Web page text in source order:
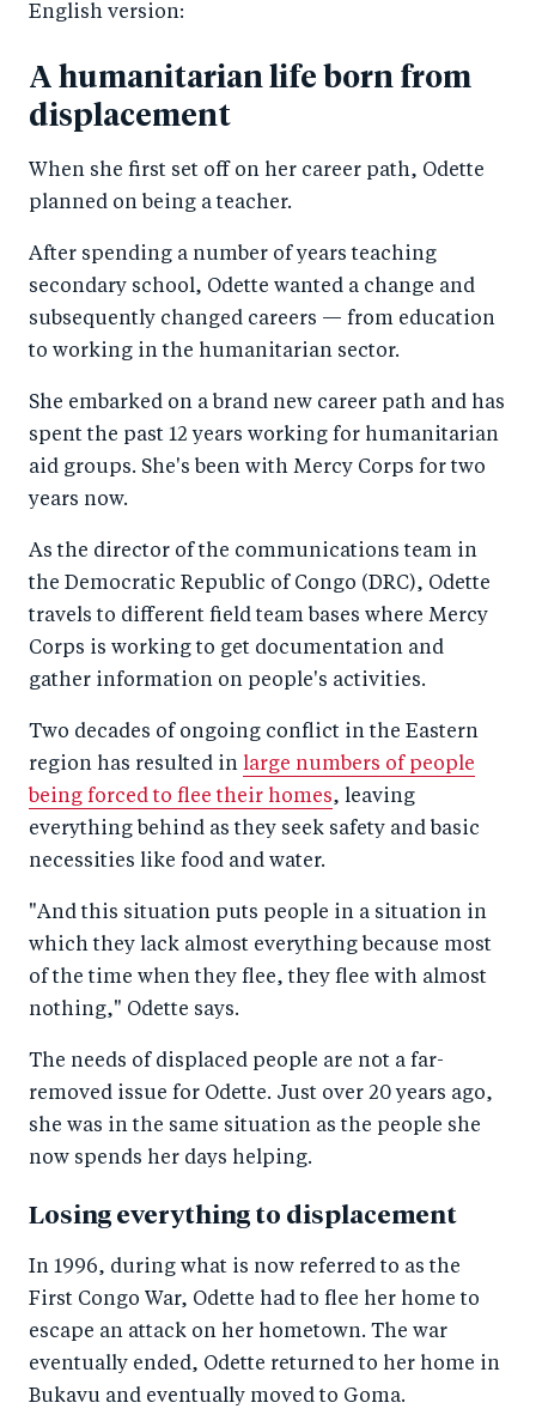
English version:
A humanitarian life born from
displacement
When she first set off on her career path, Odette
planned on being a teacher.
After spending a number of years teaching
secondary school, Odette wanted a change and
subsequently changed careers — from education
to working in the humanitarian sector.
She embarked on a brand new career path and has
spent the past 12 years working for humanitarian
aid groups. She's been with Mercy Corps for two
years now.
As the director of the communications team in
the Democratic Republic of Congo (DRC), Odette
travels to different field team bases where Mercy
Corps is working to get documentation and
gather information on people's activities.
Two decades of ongoing conflict in the Eastern
region has resulted in large numbers of people
being forced to flee their homes, leaving
everything behind as they seek safety and basic
necessities like food and water.
"And this situation puts people in a situation in
which they lack almost everything because most
of the time when they flee, they flee with almost
nothing," Odette says.
The needs of displaced people are not a far-
removed issue for Odette. Just over 20 years ago,
she was in the same situation as the people she
now spends her days helping.
Losing everything to displacement
In 1996, during what is now referred to as the
First Congo War, Odette had to flee her home to
escape an attack on her hometown. The war
eventually ended, Odette returned to her home in
Bukavu and eventually moved to Goma.